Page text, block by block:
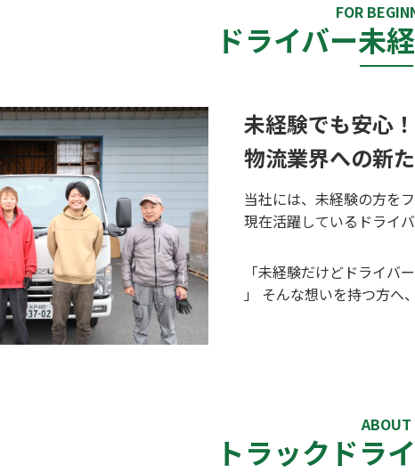
FOR
ドライバー未
未経験でも安心！
物流業界への新
当社には、未経験の方を
現在活躍しているドライ
「未経験だけどドライバ
」 そんな想いを持つ方へ
ABOUT
トラックドラ